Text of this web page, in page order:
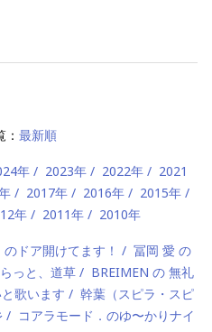
最新順
年 2023年 2022年
2021
2017年 2016年
2015年
年 2011年 2010年
ドア開けてます！
冨岡 愛 の
っと、道草
BREIMEN の 無礼
歌います
幹葉（スピラ・スピ
コアラモード．のゆ〜かりナイ